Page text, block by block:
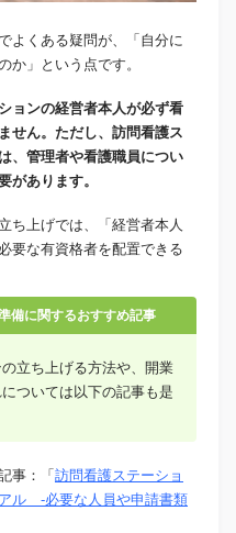
よくある疑問が、「自分に
か」という点です。
ョンの経営者本人が必ず看
せん。ただし、訪問看護ス
、管理者や看護職員につい
があります。
ち上げでは、「経営者本人
要な有資格者を配置できる
備に関するおすすめ記事
立ち上げる方法や、開業
ついては以下の記事も是
事：「 訪問看護ステーショ
ル -必要な人員や申請書類